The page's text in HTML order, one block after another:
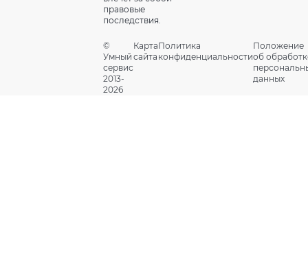
правовые
последствия.
©
Умный
сервис
2013-
2026
Карта
сайта
Политика
конфиденциальности
Положение
об
данных